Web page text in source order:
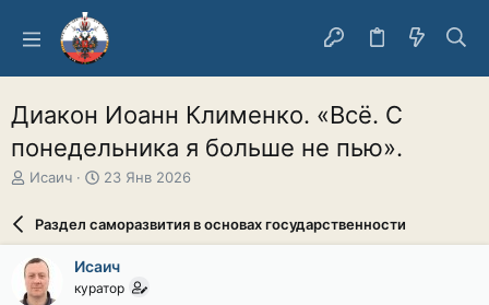
Диакон Иоанн Клименко. «Всё. С
понедельника я больше не пью».
А
о
р
т
е
Исаич
Д
а
а
ч
23 Янв 2026
Раздел саморазвития в основах государственности
Исаич
куратор